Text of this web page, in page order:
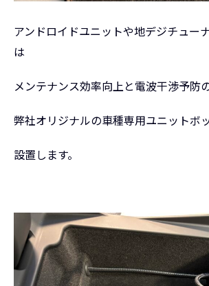
アンドロイドユニットや地デジチュー
は
メンテナンス効率向上と電波干渉予防
弊社オリジナルの車種専用ユニットボ
設置します。